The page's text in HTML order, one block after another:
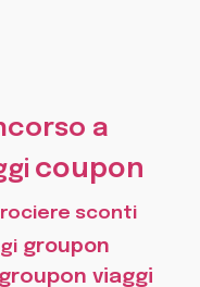
a
coupon
sconti
groupon
groupon viaggi